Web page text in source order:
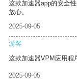
这款加速器app的安全
放心。
2025-09-05
游客
这款加速器VPM应用程
2025-09-05